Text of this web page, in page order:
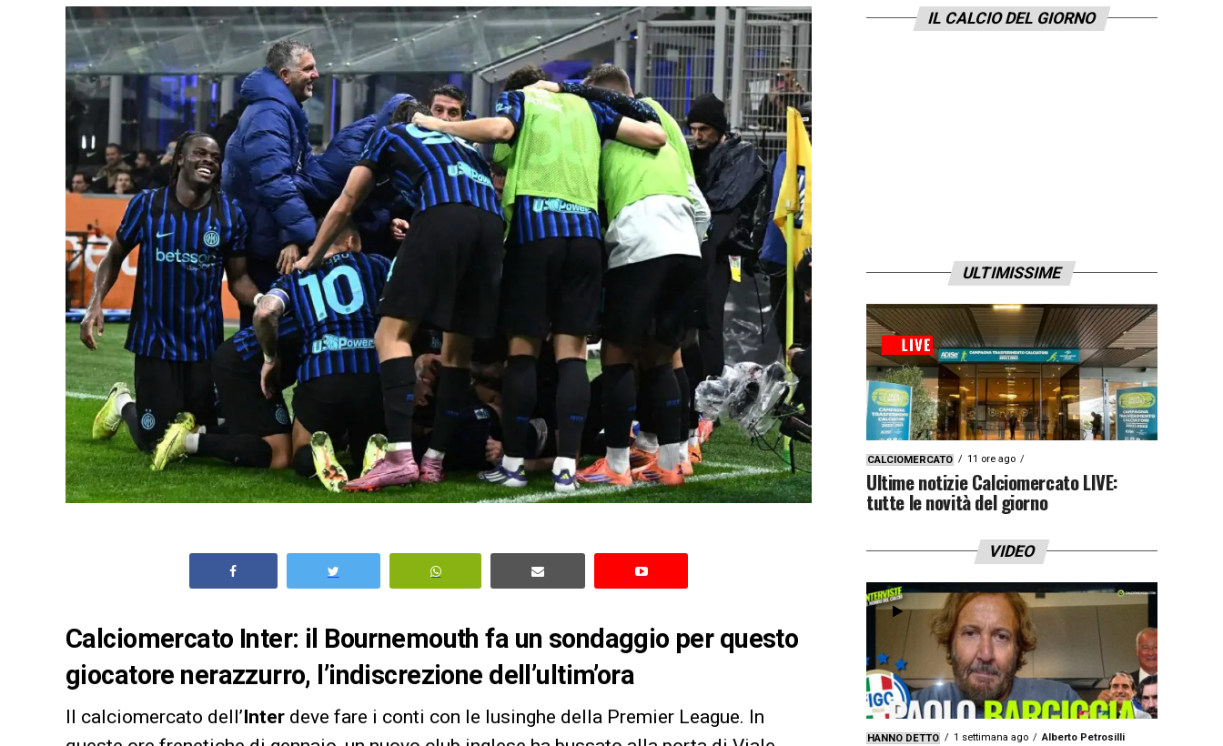
Calciomercato Inter: il Bournemouth fa un sondaggio per questo
giocatore nerazzurro, l’indiscrezione dell’ultim’ora
Il calciomercato dell’Inter deve fare i conti con le lusinghe della Premier League. In
IL CALCIO DEL GIORNO
ULTIMISSIME
CALCIOMERCATO 11 ore ago
Ultime notizie Calciomercato LIVE:
tutte le novità del giorno
VIDEO
HANNO DETTO 1 settimana ago Alberto Petrosilli